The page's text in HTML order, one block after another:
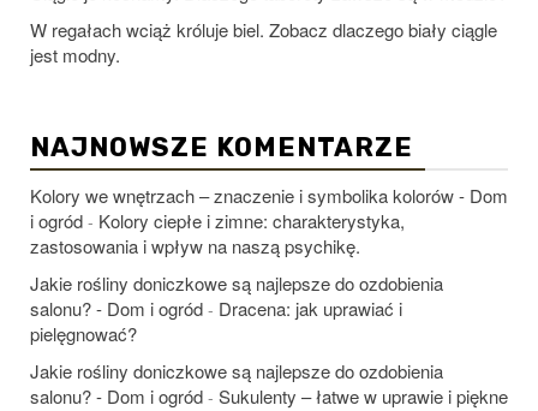
W regałach wciąż króluje biel. Zobacz dlaczego biały ciągle
jest modny.
NAJNOWSZE KOMENTARZE
Kolory we wnętrzach – znaczenie i symbolika kolorów - Dom
i ogród - Kolory ciepłe i zimne: charakterystyka,
zastosowania i wpływ na naszą psychikę.
Jakie rośliny doniczkowe są najlepsze do ozdobienia
salonu? - Dom i ogród - Dracena: jak uprawiać i
pielęgnować?
Jakie rośliny doniczkowe są najlepsze do ozdobienia
salonu? - Dom i ogród - Sukulenty – łatwe w uprawie i piękne